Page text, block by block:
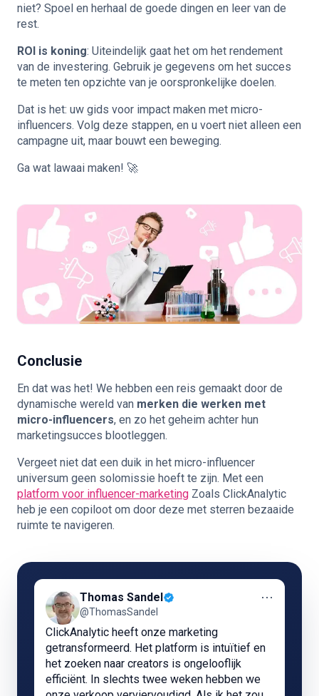
niet? Spoel en herhaal de goede dingen en leer van de
rest.
ROI is koning: Uiteindelijk gaat het om het rendement
van de investering. Gebruik je gegevens om het succes
te meten ten opzichte van je oorspronkelijke doelen.
Dat is het: uw gids voor impact maken met micro-
influencers. Volg deze stappen, en u voert niet alleen een
campagne uit, maar bouwt een beweging.
Ga wat lawaai maken! 🚀
Conclusie
En dat was het! We hebben een reis gemaakt door de
dynamische wereld van merken die werken met
micro-influencers, en zo het geheim achter hun
marketingsucces blootleggen.
Vergeet niet dat een duik in het micro-influencer
universum geen solomissie hoeft te zijn. Met een
platform voor influencer-marketing Zoals ClickAnalytic
heb je een copiloot om door deze met sterren bezaaide
ruimte te navigeren.
Thomas Sandel
@ThomasSandel
⋯
ClickAnalytic heeft onze marketing
getransformeerd. Het platform is intuïtief en
het zoeken naar creators is ongelooflijk
efficiënt. In slechts twee weken hebben we